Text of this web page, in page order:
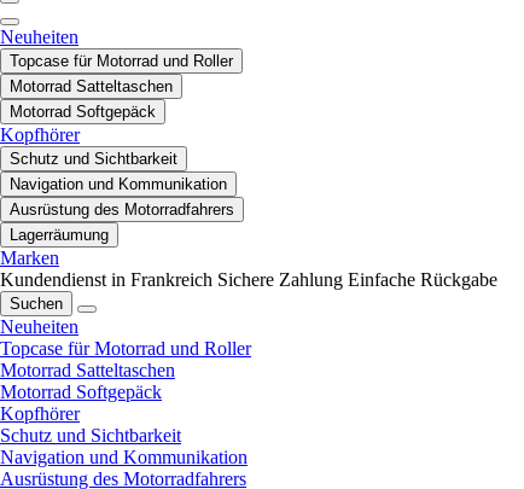
Neuheiten
Topcase für Motorrad und Roller
Motorrad Satteltaschen
Motorrad Softgepäck
Kopfhörer
Schutz und Sichtbarkeit
Navigation und Kommunikation
Ausrüstung des Motorradfahrers
Lagerräumung
Marken
Kundendienst in Frankreich Sichere Zahlung Einfache Rückgabe
Suchen
Neuheiten
Topcase für Motorrad und Roller
Motorrad Satteltaschen
Motorrad Softgepäck
Kopfhörer
Schutz und Sichtbarkeit
Navigation und Kommunikation
Ausrüstung des Motorradfahrers